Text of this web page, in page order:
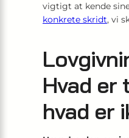
vigtigt at kende
konkrete skridt, vi
Hvad er
hvad er